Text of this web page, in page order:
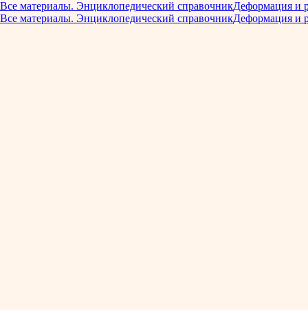
Все материалы. Энциклопедический справочникДеформация и
Все материалы. Энциклопедический справочникДеформация и